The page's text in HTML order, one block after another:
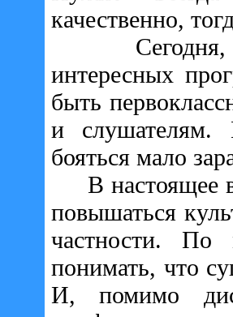
качественно,
Сегодня,
интересных
быть
и слушателям.
бояться мало
В настоящее
повышаться
частности. По
понимать, что
И, помимо